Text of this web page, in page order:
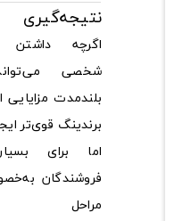
نتیجه‌گیری
اگرچه داشتن سایت
شخصی می‌تواند در
بلندمدت مزایایی از جمله
برندینگ قوی‌تر ایجاد کند،
اما برای بسیاری از
فروشندگان به‌خصوص در
مراحل اولیه،